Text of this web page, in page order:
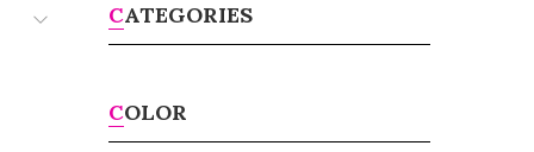
CATEGORIES
COLOR